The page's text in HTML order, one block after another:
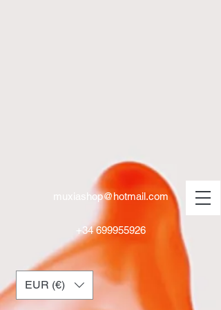
+34 699955926
EUR (€)
muxiashop@hotmail.com